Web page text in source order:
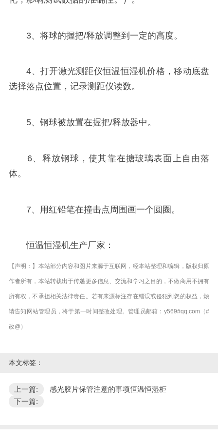
3、将球的握把/释放调整到一定的高度。
4、打开激光测距仪恒温恒湿机价格，移动底盘
选择落点位置，记录测距仪读数。
5、钢球被放置在握把/释放器中。
6、释放钢球，使其靠在搪玻璃表面上自由落
体。
7、用红铅笔在撞击点周围画一个圆圈。
恒温恒湿机生产厂家：
【声明：】本站部分内容和图片来源于互联网，经本站整理和编辑，版权归原
作者所有，本站转载出于传递更多信息、交流和学习之目的，不做商用不拥有
所有权，不承担相关法律责任。若有来源标注存在错误或侵犯到您的权益，烦
请告知网站管理员，将于第一时间整改处理。管理员邮箱：y569#qq.com（#
改@）
本文标签：
上一篇:
感光胶片保管注意的事项恒温恒湿柜
下一篇: